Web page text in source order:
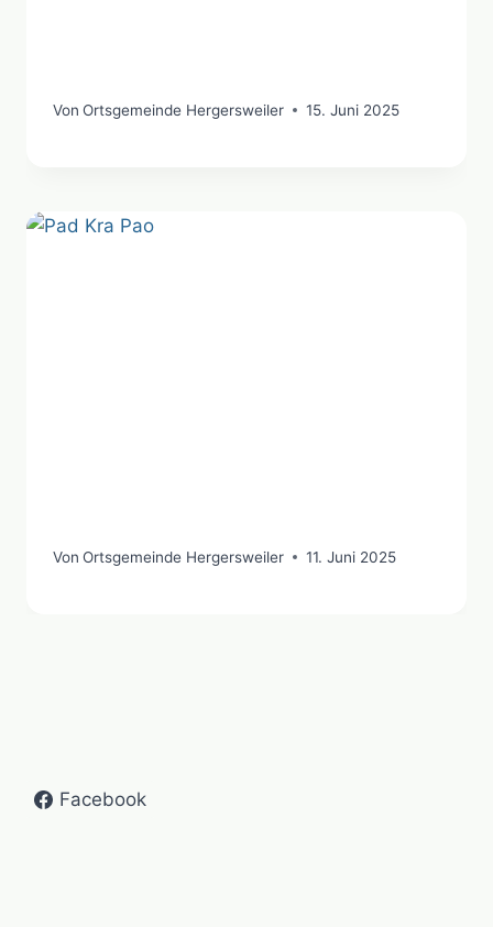
Von Ortsgemeinde Hergersweiler 15. Juni 2025
Von Ortsgemeinde Hergersweiler 11. Juni 2025
Facebook